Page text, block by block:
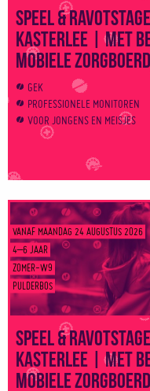
Speel &
Kasterlee | Met
mobiele
GEK
PROFESSIONELE MONITOREN
VOOR JONGENS EN MEISJES
VANAF MAANDAG 24 AUGUSTUS 2026
4–6 JAAR
ZOMER-W9
PULDERBOS
Speel &
Kasterlee | Met
mobiele